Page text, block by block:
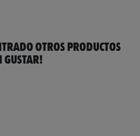
OTROS PRODUCTOS
GUSTAR!